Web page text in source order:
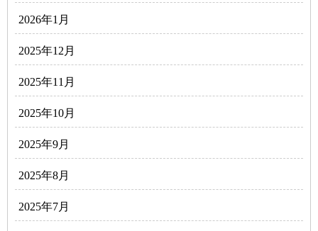
2026年1月
2025年12月
2025年11月
2025年10月
2025年9月
2025年8月
2025年7月